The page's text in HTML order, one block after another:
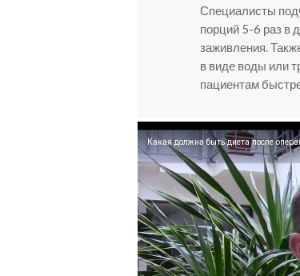
Специалисты
порций 5-6 раз в
заживления.
в виде воды или
пациентам
Какая должна быть диета после